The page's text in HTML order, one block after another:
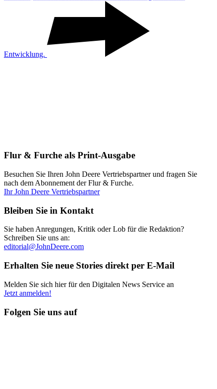
Entwick­lung.
Flur & Furche als Print-Ausgabe
Besuchen Sie Ihren John Deere Vertriebspartner und fragen Sie
nach dem Abonnement der Flur & Furche.
Ihr John Deere Vertriebspartner
Bleiben Sie in Kontakt
Sie haben Anregungen, Kritik oder Lob für die Redaktion?
Schreiben Sie uns an:
editorial@JohnDeere.com
Erhalten Sie neue Stories direkt per E-Mail
Melden Sie sich hier für den Digitalen News Service an
Jetzt anmelden!
Folgen Sie uns auf